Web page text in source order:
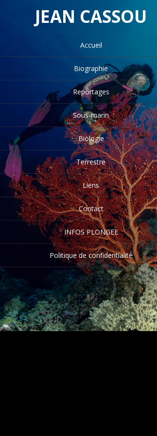
JEAN CASSOU
Accueil
Biographie
Reportages
Sous-marin
Biologie
Terrestre
Liens
Contact
INFOS PLONGEE
Politique de confidentialité